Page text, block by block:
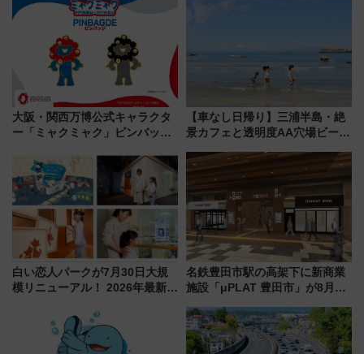
「第2弾」も
大阪・関西万博公式キャラクタ
ー「ミャクミャク」ピンバッジ
中旬発売
【車なし日帰り】三浦半島・絶
景カフェと透明度AA穴場ビーチ
用してストレスフリー旅へ行こ
白い恋人パークが7月30日大規
模リニューアル！ 2026年最新の
と料金・アクセスを徹底解説
（札幌市）
名鉄豊田市駅の高架下に新商業
施設「μPLAT 豊田市」が8月26
たな玄関口へ